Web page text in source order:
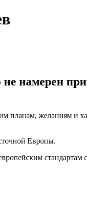
намерен
планам, желаниям и
Европы.
стандартам